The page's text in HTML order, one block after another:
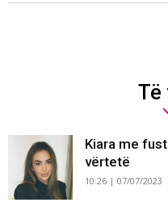
Kiara me
vërtetë
10:26 | 07/07/2023